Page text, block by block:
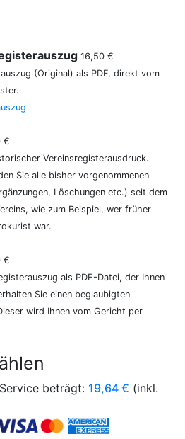
16,50 €
(Original) als PDF, direkt vom
€
Vereinsregisterausdruck.
Sie alle bisher vorgenommenen
Löschungen etc.) seit dem
wie zum Beispiel, wer früher
war.
€
als PDF-Datei, der Ihnen
Sie einen beglaubigten
wird Ihnen vom Gericht per
beträgt: 19,64 € (inkl.